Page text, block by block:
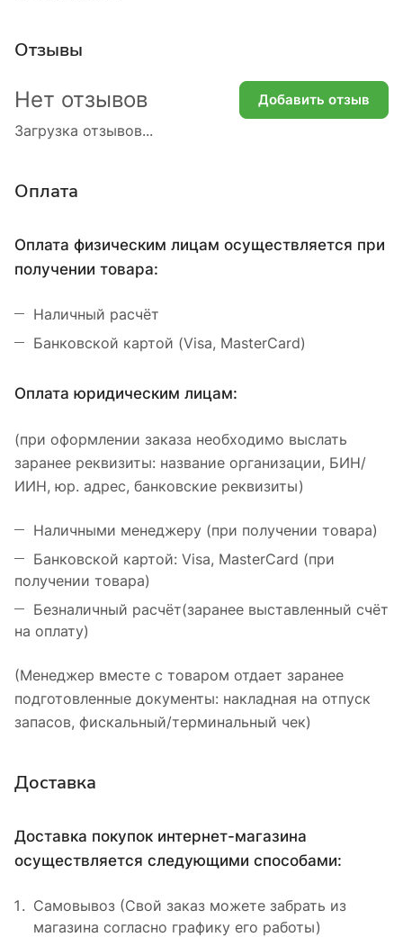
Отзывы
Загрузка отзывов...
Нет отзывов Добавить отзыв
Оплата
Оплата физическим лицам осуществляется при
получении товара:
Наличный расчёт
Банковской картой (Visa, MasterCard)
Оплата юридическим лицам:
(при оформлении заказа необходимо выслать
заранее реквизиты: название организации, БИН/
ИИН, юр. адрес, банковские реквизиты)
Наличными менеджеру (при получении товара)
Банковской картой: Visa, MasterCard (при
получении товара)
Безналичный расчёт(заранее выставленный счёт
на оплату)
(Менеджер вместе с товаром отдает заранее
подготовленные документы: накладная на отпуск
запасов, фискальный/терминальный чек)
Доставка
Доставка покупок интернет-магазина
осуществляется следующими способами:
Самовывоз (Свой заказ можете забрать из
магазина согласно графику его работы)